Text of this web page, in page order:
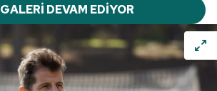
GALERİ DEVAM EDİYOR